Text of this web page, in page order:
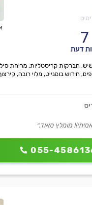
7
דעת
055-
הברקות קריסטליות, מריחת
חידוש בומנייט, מלוי רובה,
מומלץ מאוד.״